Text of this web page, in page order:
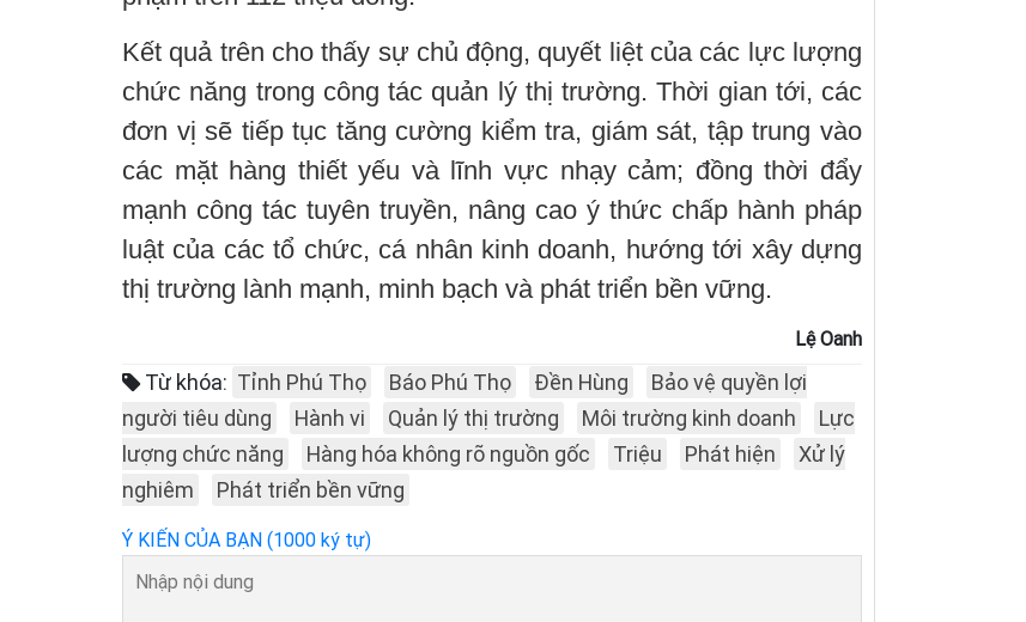
Kết quả trên cho thấy sự chủ động, quyết liệt của các lực lượng
chức năng trong công tác quản lý thị trường. Thời gian tới, các
đơn vị sẽ tiếp tục tăng cường kiểm tra, giám sát, tập trung vào
các mặt hàng thiết yếu và lĩnh vực nhạy cảm; đồng thời đẩy
mạnh công tác tuyên truyền, nâng cao ý thức chấp hành pháp
luật của các tổ chức, cá nhân kinh doanh, hướng tới xây dựng
thị trường lành mạnh, minh bạch và phát triển bền vững.
Lệ Oanh
Từ khóa: Tỉnh Phú Thọ Báo Phú Thọ Đền Hùng
Bảo vệ quyền lợi
người tiêu dùng
Hành vi Quản lý thị trường Môi trường kinh doanh
Lực
lượng chức năng
Hàng hóa không rõ nguồn gốc Triệu Phát hiện
Xử lý
nghiêm
Phát triển bền vững
Ý KIẾN CỦA BẠN (1000 ký tự)